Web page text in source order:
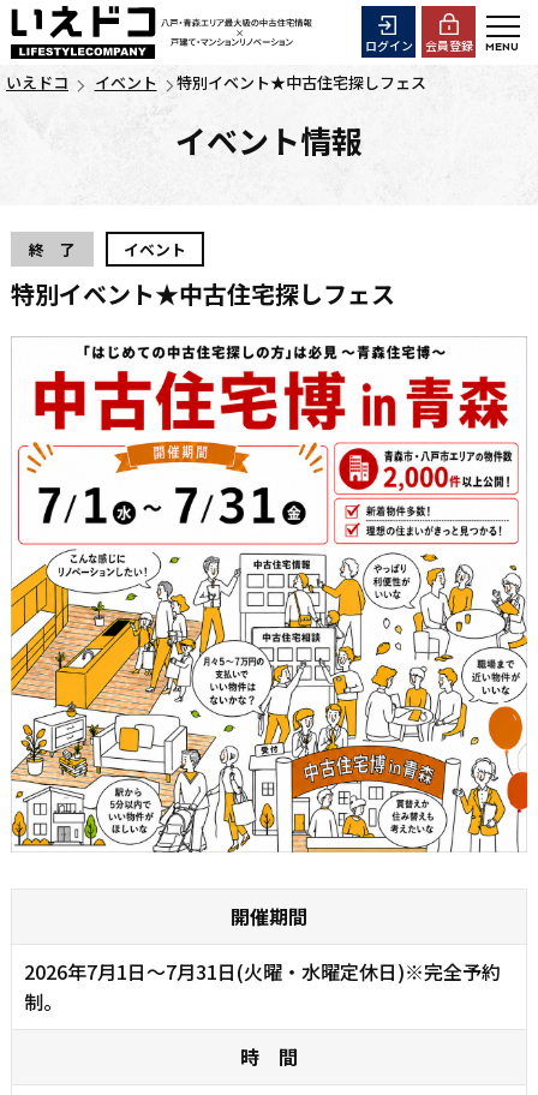
ログイン 会員登録
いえドコ イベント 特別イベント★中古住宅探しフェス
イベント情報
終 了 イベント
特別イベント★中古住宅探しフェス
開催期間
2026年7月1日～7月31日(火曜・水曜定休日)※完全予約
制。
時 間